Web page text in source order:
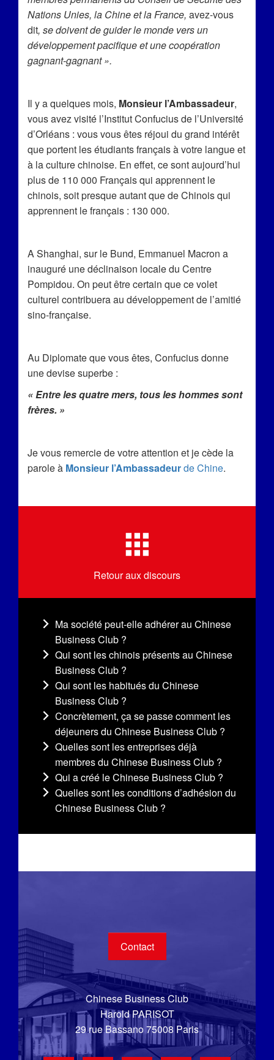
Nations Unies, la Chine et la France, avez-vous
dit, se doivent de guider le monde vers un
développement pacifique et une coopération
gagnant-gagnant ».
Il y a quelques mois, Monsieur l’Ambassadeur,
vous avez visité l’Institut Confucius de l’Université
d’Orléans : vous vous êtes réjoui du grand intérêt
que portent les étudiants français à votre langue et
à la culture chinoise. En effet, ce sont aujourd’hui
plus de 110 000 Français qui apprennent le
chinois, soit presque autant que de Chinois qui
apprennent le français : 130 000.
A Shanghai, sur le Bund, Emmanuel Macron a
inauguré une déclinaison locale du Centre
Pompidou. On peut être certain que ce volet
culturel contribuera au développement de l’amitié
sino-française.
Au Diplomate que vous êtes, Confucius donne
une devise superbe :
« Entre les quatre mers, tous les hommes sont
frères. »
Je vous remercie de votre attention et je cède la
parole à Monsieur l’Ambassadeurde Chine.
Retour aux discours
Ma société peut-elle adhérer au Chinese
Business Club ?
Qui sont les chinois présents au Chinese
Business Club ?
Qui sont les habitués du Chinese
Business Club ?
Concrètement, ça se passe comment les
déjeuners du Chinese Business Club ?
Quelles sont les entreprises déjà
membres du Chinese Business Club ?
Qui a créé le Chinese Business Club ?
Quelles sont les conditions d’adhésion du
Chinese Business Club ?
Contact
Chinese Business Club
Harold PARISOT
29 rue Bassano 75008 Paris